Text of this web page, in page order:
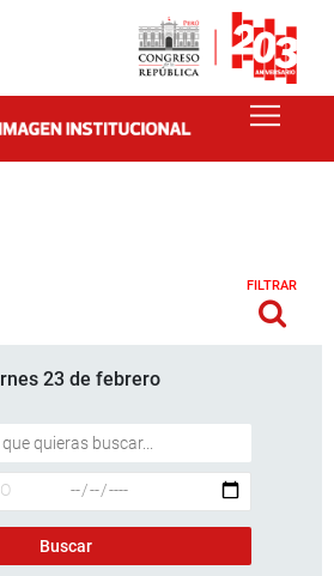
FILTRAR
23 de febrero